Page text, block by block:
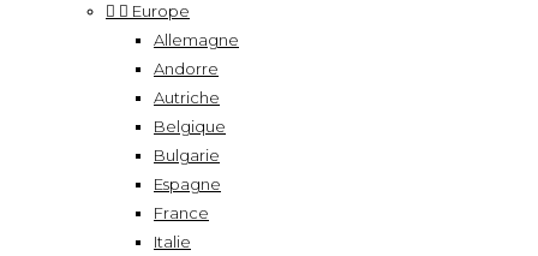
  Europe
Allemagne
Andorre
Autriche
Belgique
Bulgarie
Espagne
France
Italie